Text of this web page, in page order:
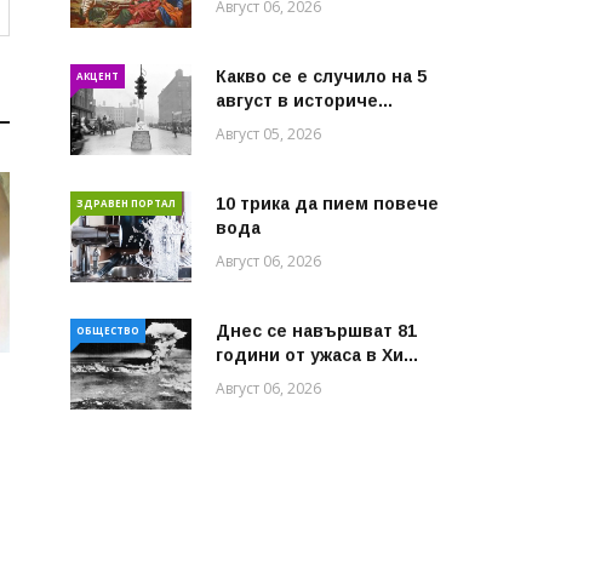
Август 06, 2026
АКЦЕНТ
Какво се е случило на 5
август в историче...
Август 05, 2026
ЗДРАВЕН ПОРТАЛ
10 трика да пием повече
вода
Август 06, 2026
ОБЩЕСТВО
Днес се навършват 81
години от ужаса в Хи...
Август 06, 2026